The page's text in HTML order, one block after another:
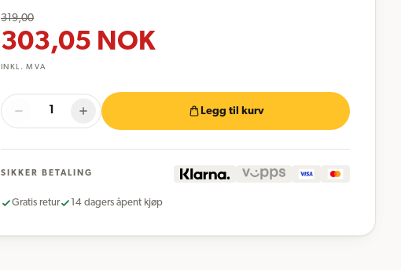
319,00
303,05 NOK
INKL. MVA
Legg til kurv
SIKKER BETALING
Gratis retur 14 dagers åpent kjøp